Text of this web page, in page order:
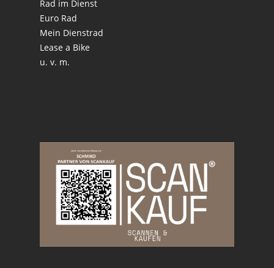
Rad im Dienst
Euro Rad
Mein Dienstrad
Lease a Bike
u. v. m.